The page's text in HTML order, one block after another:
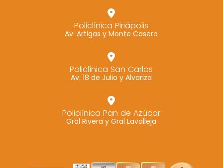
Policlínica Piriápolis
Av. Artigas y Monte Casero
Policlínica San Carlos
Av. 18 de Julio y Alvariza
Policlínica Pan de Azúcar
Gral Rivera y Gral Lavalleja